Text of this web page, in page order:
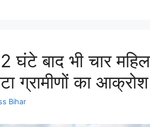
घंटे बाद भी चार
ग्रामीणों का आक्रोश
Bihar